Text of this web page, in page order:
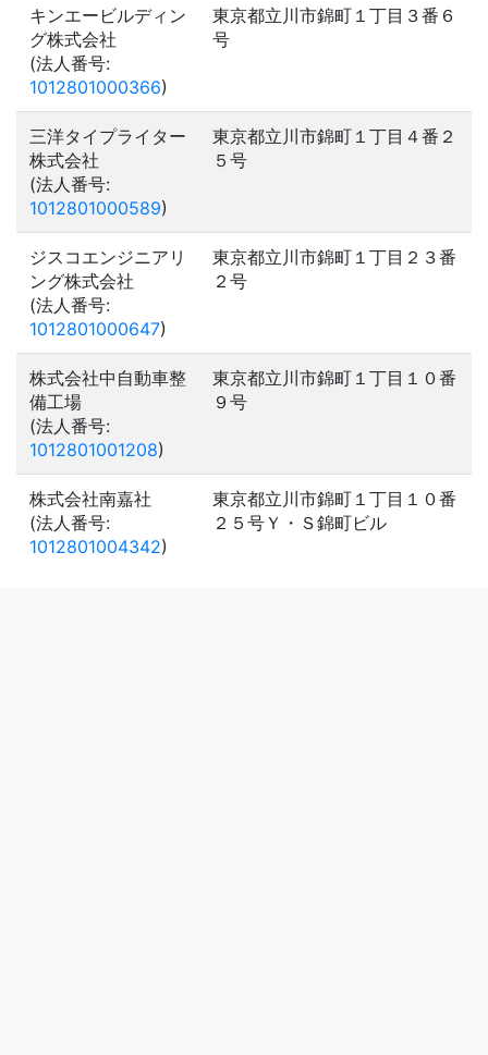
キンエービルディン
グ株式会社
(法人番号:
1012801000366)
東京都立川市錦町１丁目３番６
号
三洋タイプライター
株式会社
(法人番号:
1012801000589)
東京都立川市錦町１丁目４番２
５号
ジスコエンジニアリ
ング株式会社
(法人番号:
1012801000647)
東京都立川市錦町１丁目２３番
２号
株式会社中自動車整
備工場
(法人番号:
1012801001208)
東京都立川市錦町１丁目１０番
９号
株式会社南嘉社
(法人番号:
1012801004342)
東京都立川市錦町１丁目１０番
２５号Ｙ・Ｓ錦町ビル